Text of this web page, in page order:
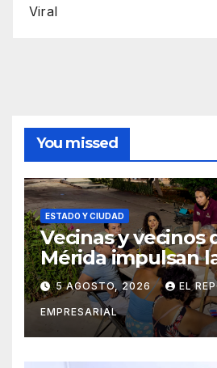
Viral
You missed
ESTADO Y CIUDAD
Vecinas y vecinos
Mérida impulsan
recuperación de
comunitarios
5 AGOSTO, 2026 EL
EMPRESARIAL